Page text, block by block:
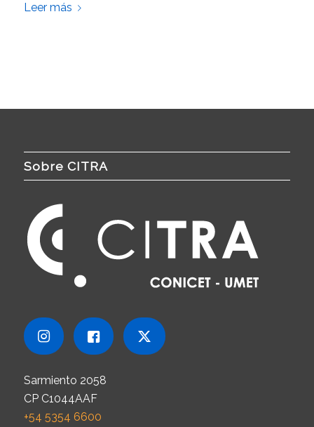
Leer más
Sobre CITRA
Sarmiento 2058
CP C1044AAF
+54 5354 6600